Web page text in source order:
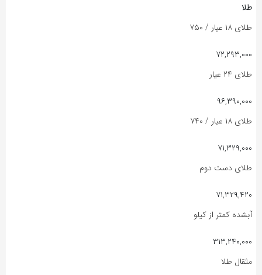
طلا
طلای ۱۸ عیار / ۷۵۰
۷۲,۲۹۳,۰۰۰
طلای ۲۴ عیار
۹۶,۳۹۰,۰۰۰
طلای ۱۸ عیار / ۷۴۰
۷۱,۳۲۹,۰۰۰
طلای دست دوم
۷۱,۳۲۹,۴۲۰
آبشده کمتر از کیلو
۳۱۳,۲۴۰,۰۰۰
مثقال طلا